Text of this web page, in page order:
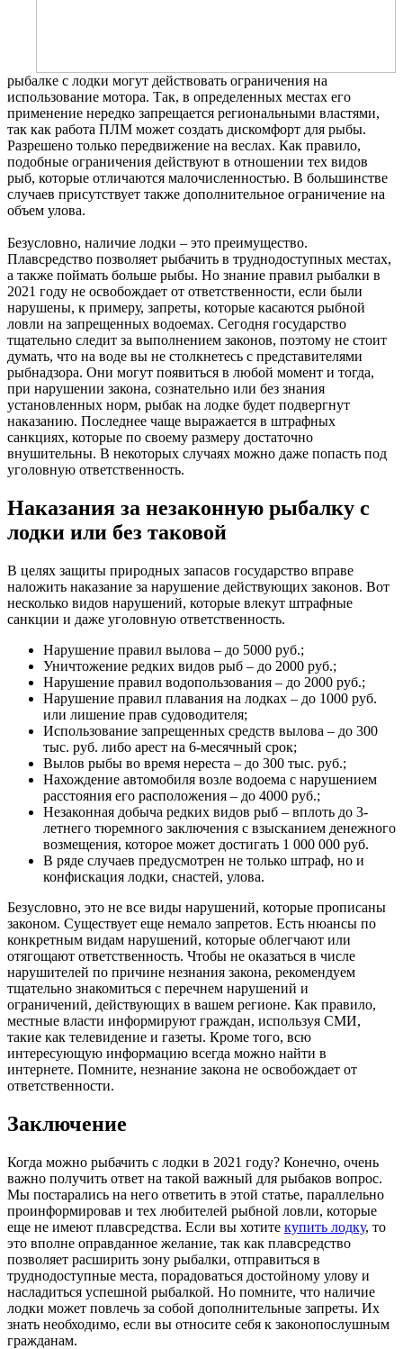
рыбалке с лодки могут действовать ограничения на
использование мотора. Так, в определенных местах его
применение нередко запрещается региональными властями,
так как работа ПЛМ может создать дискомфорт для рыбы.
Разрешено только передвижение на веслах. Как правило,
подобные ограничения действуют в отношении тех видов
рыб, которые отличаются малочисленностью. В большинстве
случаев присутствует также дополнительное ограничение на
объем улова.
Безусловно, наличие лодки – это преимущество.
Плавсредство позволяет рыбачить в труднодоступных местах,
а также поймать больше рыбы. Но знание правил рыбалки в
2021 году не освобождает от ответственности, если были
нарушены, к примеру, запреты, которые касаются рыбной
ловли на запрещенных водоемах. Сегодня государство
тщательно следит за выполнением законов, поэтому не стоит
думать, что на воде вы не столкнетесь с представителями
рыбнадзора. Они могут появиться в любой момент и тогда,
при нарушении закона, сознательно или без знания
установленных норм, рыбак на лодке будет подвергнут
наказанию. Последнее чаще выражается в штрафных
санкциях, которые по своему размеру достаточно
внушительны. В некоторых случаях можно даже попасть под
уголовную ответственность.
Наказания за незаконную рыбалку с
лодки или без таковой
В целях защиты природных запасов государство вправе
наложить наказание за нарушение действующих законов. Вот
несколько видов нарушений, которые влекут штрафные
санкции и даже уголовную ответственность.
Нарушение правил вылова – до 5000 руб.;
Уничтожение редких видов рыб – до 2000 руб.;
Нарушение правил водопользования – до 2000 руб.;
Нарушение правил плавания на лодках – до 1000 руб.
или лишение прав судоводителя;
Использование запрещенных средств вылова – до 300
тыс. руб. либо арест на 6-месячный срок;
Вылов рыбы во время нереста – до 300 тыс. руб.;
Нахождение автомобиля возле водоема с нарушением
расстояния его расположения – до 4000 руб.;
Незаконная добыча редких видов рыб – вплоть до 3-
летнего тюремного заключения с взысканием денежного
возмещения, которое может достигать 1 000 000 руб.
В ряде случаев предусмотрен не только штраф, но и
конфискация лодки, снастей, улова.
Безусловно, это не все виды нарушений, которые прописаны
законом. Существует еще немало запретов. Есть нюансы по
конкретным видам нарушений, которые облегчают или
отягощают ответственность. Чтобы не оказаться в числе
нарушителей по причине незнания закона, рекомендуем
тщательно знакомиться с перечнем нарушений и
ограничений, действующих в вашем регионе. Как правило,
местные власти информируют граждан, используя СМИ,
такие как телевидение и газеты. Кроме того, всю
интересующую информацию всегда можно найти в
интернете. Помните, незнание закона не освобождает от
ответственности.
Заключение
Когда можно рыбачить с лодки в 2021 году? Конечно, очень
важно получить ответ на такой важный для рыбаков вопрос.
Мы постарались на него ответить в этой статье, параллельно
проинформировав и тех любителей рыбной ловли, которые
еще не имеют плавсредства. Если вы хотите купить лодку, то
это вполне оправданное желание, так как плавсредство
позволяет расширить зону рыбалки, отправиться в
труднодоступные места, порадоваться достойному улову и
насладиться успешной рыбалкой. Но помните, что наличие
лодки может повлечь за собой дополнительные запреты. Их
знать необходимо, если вы относите себя к законопослушным
гражданам.